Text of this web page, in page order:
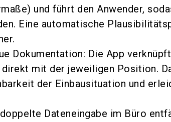
und führt den Anwender,
Eine automatische
Dokumentation: Die App
mit der jeweiligen Position.
der Einbausituation und
Dateneingabe im Büro